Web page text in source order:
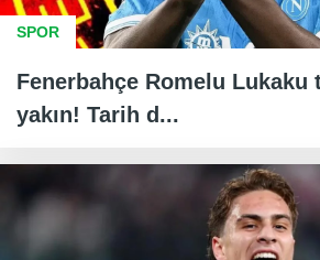
SPOR
Fenerbahçe Romelu
yakın! Tarih d...